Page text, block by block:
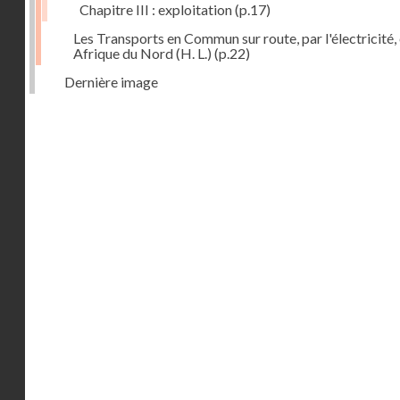
Chapitre III : exploitation(p.17)
Les Transports en Commun sur route, par l'électricité,
Afrique du Nord (H. L.) (p.22)
Dernière image